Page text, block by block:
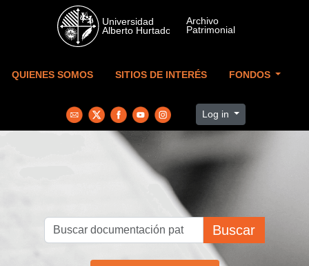
Skip to main content
QUIENES SOMOS SITIOS DE INTERÉS FONDOS
Log in
Buscar